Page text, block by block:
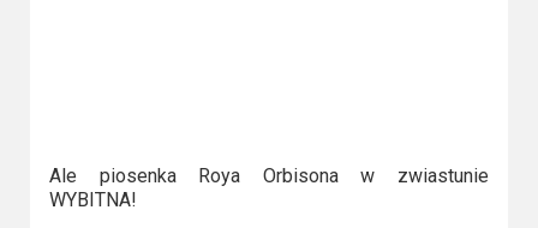
Ale piosenka Roya Orbisona w zwiastunie
WYBITNA!